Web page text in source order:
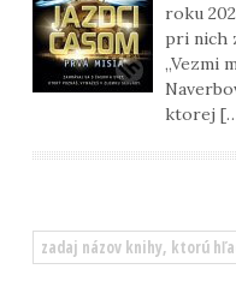
roku
pri nich
„Vezmi
ktorej